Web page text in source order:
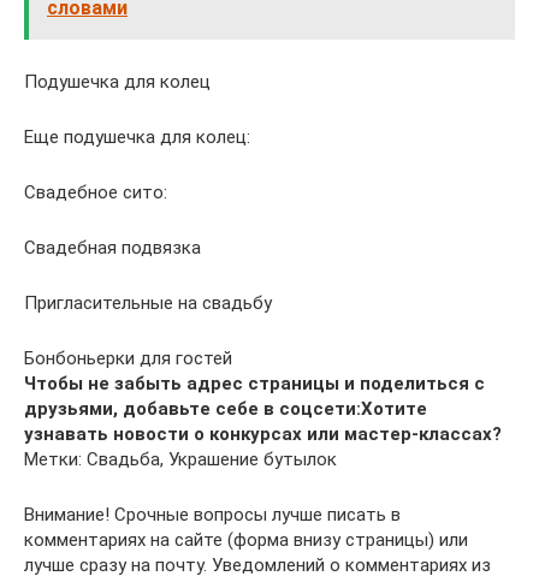
словами
Подушечка для колец
Еще подушечка для колец:
Свадебное сито:
Свадебная подвязка
Пригласительные на свадьбу
Бонбоньерки для гостей
Чтобы не забыть адрес страницы и поделиться с
друзьями, добавьте себе в соцсети:Хотите
узнавать новости о конкурсах или мастер-классах?
Метки: Свадьба, Украшение бутылок
Внимание! Срочные вопросы лучше писать в
комментариях на сайте (форма внизу страницы) или
лучше сразу на почту. Уведомлений о комментариях из